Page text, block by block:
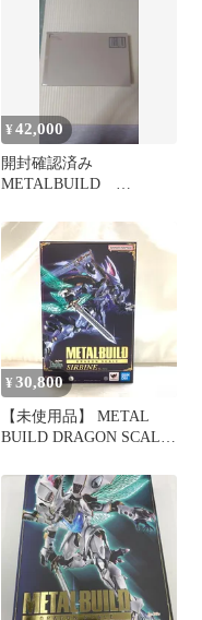
¥42,000
開封確認済み
METALBUILD
イン 白き秘宝
¥ 30,800
【未使用品】 METAL
BUILD DRAGON SCALE
260605-MS-08-min】